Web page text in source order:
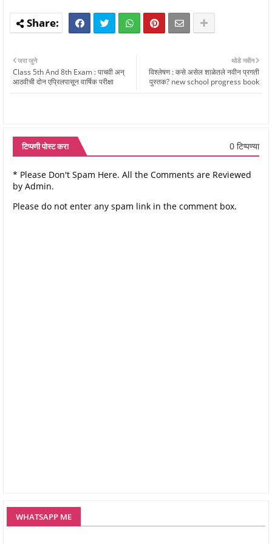
थोडे नवीन
विश्लेषण : कसे असेल शाळेतले नवीन प्रगती
पुस्तक? new school progress book
जरा जुने
Class 5th And 8th Exam : पाचवी अन्‌
आठवीची दोन एप्रिलपासून वार्षिक परीक्षा
टिप्पणी पोस्ट करा 0 टिप्पण्या
* Please Don't Spam Here. All the Comments are Reviewed
by Admin.
Please do not enter any spam link in the comment box.
WHATSAPP ME